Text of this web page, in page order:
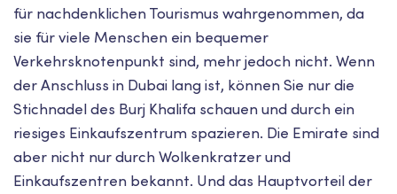
für nachdenklichen Tourismus wahrgenommen, da
sie für viele Menschen ein bequemer
Verkehrsknotenpunkt sind, mehr jedoch nicht. Wenn
der Anschluss in Dubai lang ist, können Sie nur die
Stichnadel des Burj Khalifa schauen und durch ein
riesiges Einkaufszentrum spazieren. Die Emirate sind
aber nicht nur durch Wolkenkratzer und
Einkaufszentren bekannt. Und das Hauptvorteil der